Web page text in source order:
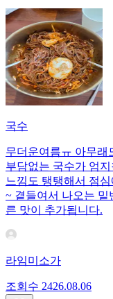
국수
무더운여름ㅠ 아무래
부담없는 국수가 엄
느낌도 탱탱해서 점
~ 곁들여서 나오는
른 맛이 추가됩니다.
라임미소가
조회수 2426.08.06